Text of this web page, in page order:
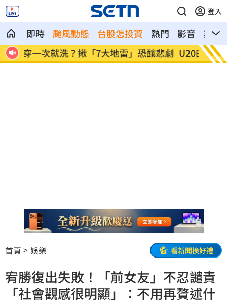
登入
即時 颱風動態 台股怎投資 熱門 影音
熱搜
劇 U20田徑世錦賽簡子傑3000公尺破全國紀
錄
被目
了
首頁 娛樂 看新聞換好禮
宥勝復出失敗！「前女友」不忍譴責
「社會觀感很明顯」：不用再贅述什